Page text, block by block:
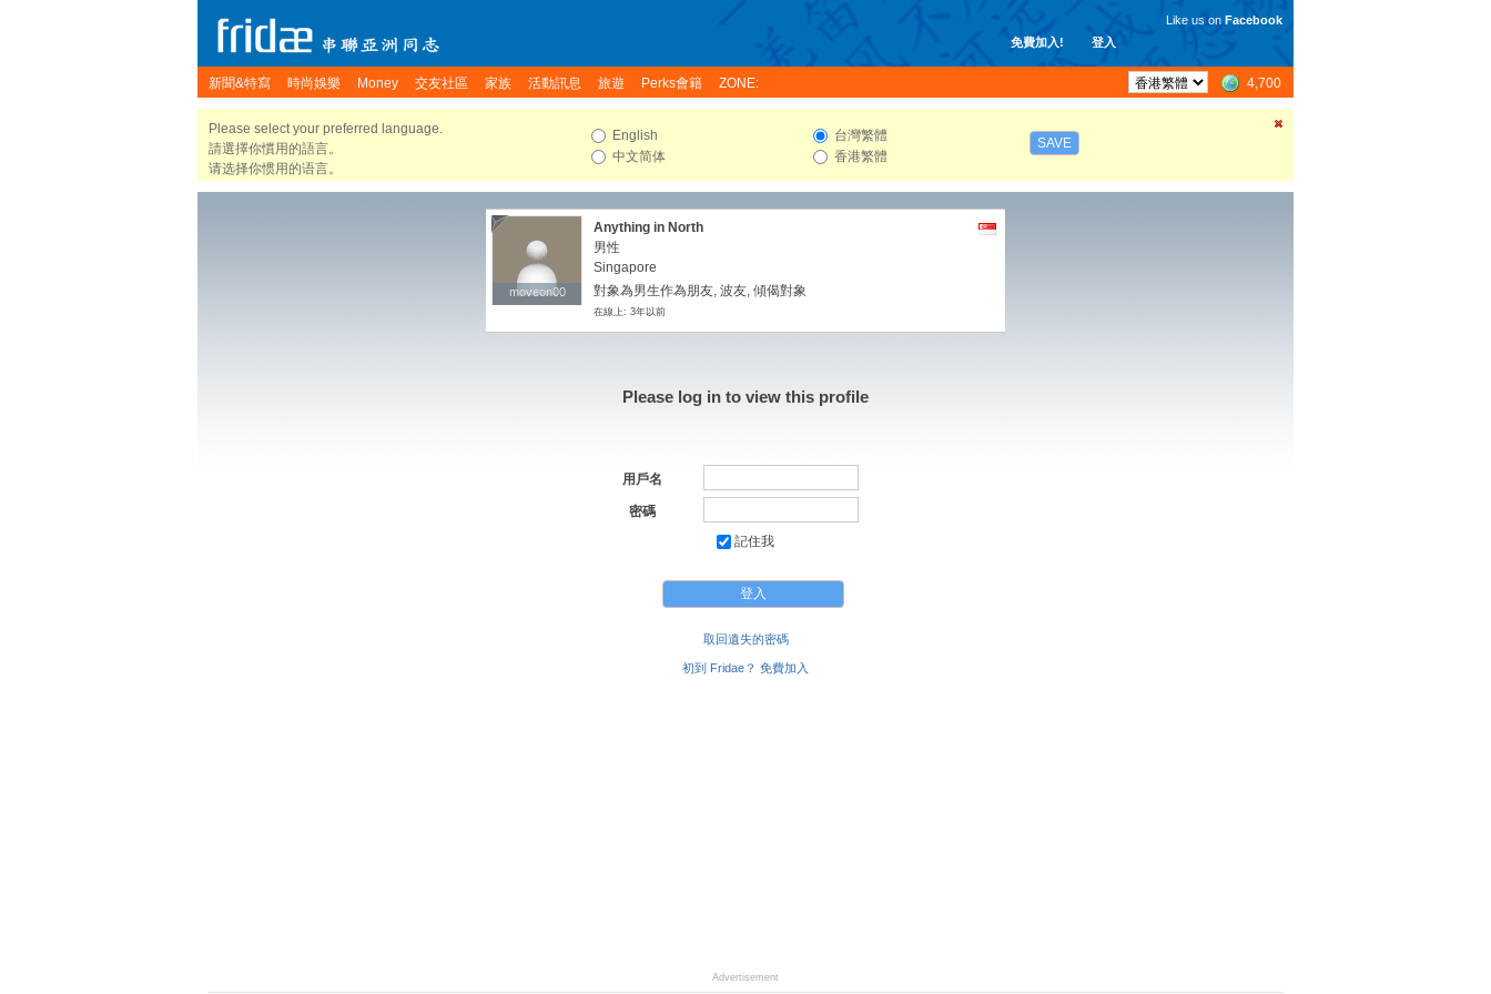
免費加入! 登入
Like us on Facebook
新聞&特寫 時尚娛樂 Money 交友社區 家族 活動訊息 旅遊 Perks會籍 ZONE: 4,700
Please select your preferred language.
請選擇你慣用的語言。
请选择你惯用的语言。
English
中文简体
台灣繁體
香港繁體
SAVE
moveon00
moveon00
Anything in North
男性
Singapore
對象為男生作為朋友, 波友, 傾偈對象
在線上: 3年以前
Please log in to view this profile
用戶名
密碼
記住我
取回遺失的密碼
初到 Fridae？ 免費加入
Advertisement